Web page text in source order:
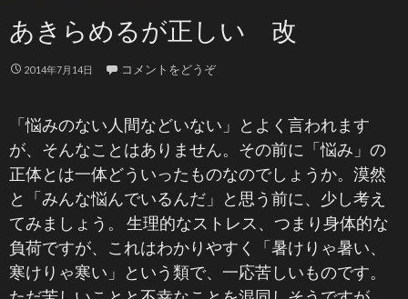
あきらめるが正しい 改
2014年7月14日 コメントをどうぞ
「悩みのない人間などいない」とよく言われます
が、そんなことはありません。その前に「悩み」の
正体とは一体どういったものなのでしょうか。漠然
と「みんな悩んでいるんだ」と思う前に、少し考え
てみましょう。 生理的なストレス、つまり身体的な
負荷ですが、これはわかりやすく「暑けりゃ暑い、
寒けりゃ寒い」という類で、一応苦しいものです。